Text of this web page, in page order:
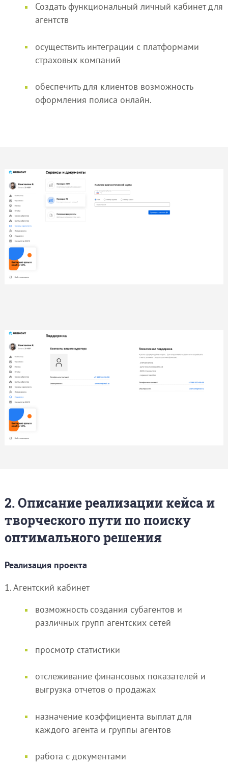
Создать функциональный личный кабинет для
агентств
осуществить интеграции с платформами
страховых компаний
обеспечить для клиентов возможность
оформления полиса онлайн.
2. Описание реализации кейса и
творческого пути по поиску
оптимального решения
Реализация проекта
1. Агентский кабинет
возможность создания субагентов и
различных групп агентских сетей
просмотр статистики
отслеживание финансовых показателей и
выгрузка отчетов о продажах
назначение коэффициента выплат для
каждого агента и группы агентов
работа с документами